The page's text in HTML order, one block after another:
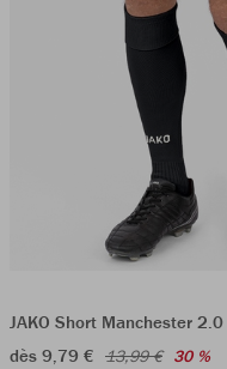
JAKO Short Manchester 2.0
dès 9,79 € 13,99 € 30 %